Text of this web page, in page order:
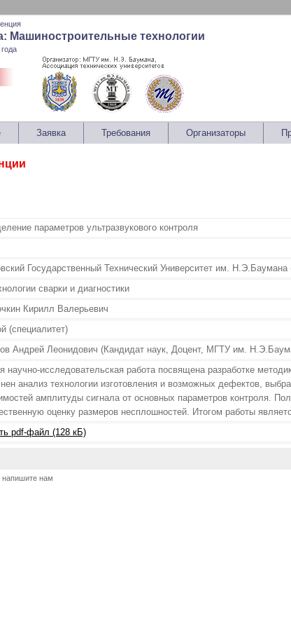
Машиностроительные технологии
Заявка Требования Организаторы
параметров ультразвукового контроля
Государственный Технический Университет им.
сварки и диагностики
Кирилл Валерьевич
(специалитет)
Андрей Леонидович (Кандидат наук, Доцент, МГТУ им.
научно-исследовательская работа посвящена разработке
анализ технологии изготовления и возможных дефектов,
амплитуды сигнала от основных параметров контроля.
оценку размеров несплошностей. Итогом работы
pdf-файл (128 кБ)
напишите нам